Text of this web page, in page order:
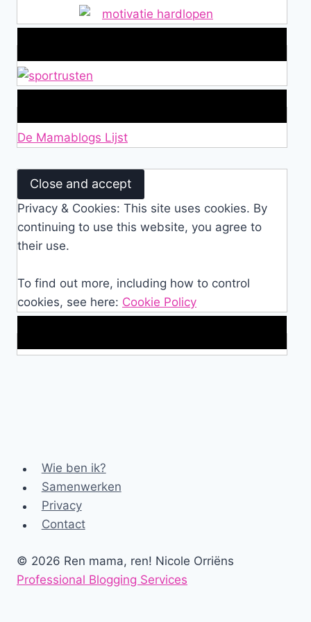
De Mamablogs Lijst
Privacy & Cookies: This site uses cookies. By
continuing to use this website, you agree to
their use.
To find out more, including how to control
cookies, see here: Cookie Policy
Wie ben ik?
Samenwerken
Privacy
Contact
© 2026 Ren mama, ren! Nicole Orriëns
Professional Blogging Services